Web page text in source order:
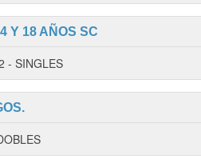
Y 18 AÑOS SC
- SINGLES